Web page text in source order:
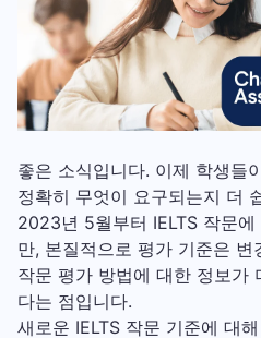
좋은 소식입니다. 이제 학생들
정확히 무엇이 요구되는지 더
2023년 5월부터 IELTS 작문
만, 본질적으로 평가 기준은
작문 평가 방법에 대한 정보가
다는 점입니다.
새로운 IELTS 작문 기준에 대